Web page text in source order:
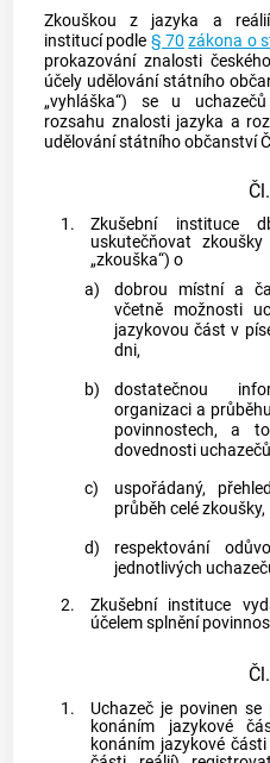
Zkouškou z jazyka a
institucí podle § 70 zákona o
prokazování znalosti
účely udělování státního
„vyhláška“) se u
rozsahu znalosti jazyka a
udělování státního občanství
1.
Zkušební instituce
uskutečňovat
„zkouška“) o
a)
dobrou místní a
včetně možnosti
jazykovou část v
dni,
b)
dostatečnou
organizaci a
povinnostech, a
dovednosti
c)
uspořádaný,
průběh celé zkoušky,
d)
respektování
jednotlivých
2.
Zkušební instituce
účelem splnění
1.
Uchazeč je povinen
konáním jazykové
konáním jazykové